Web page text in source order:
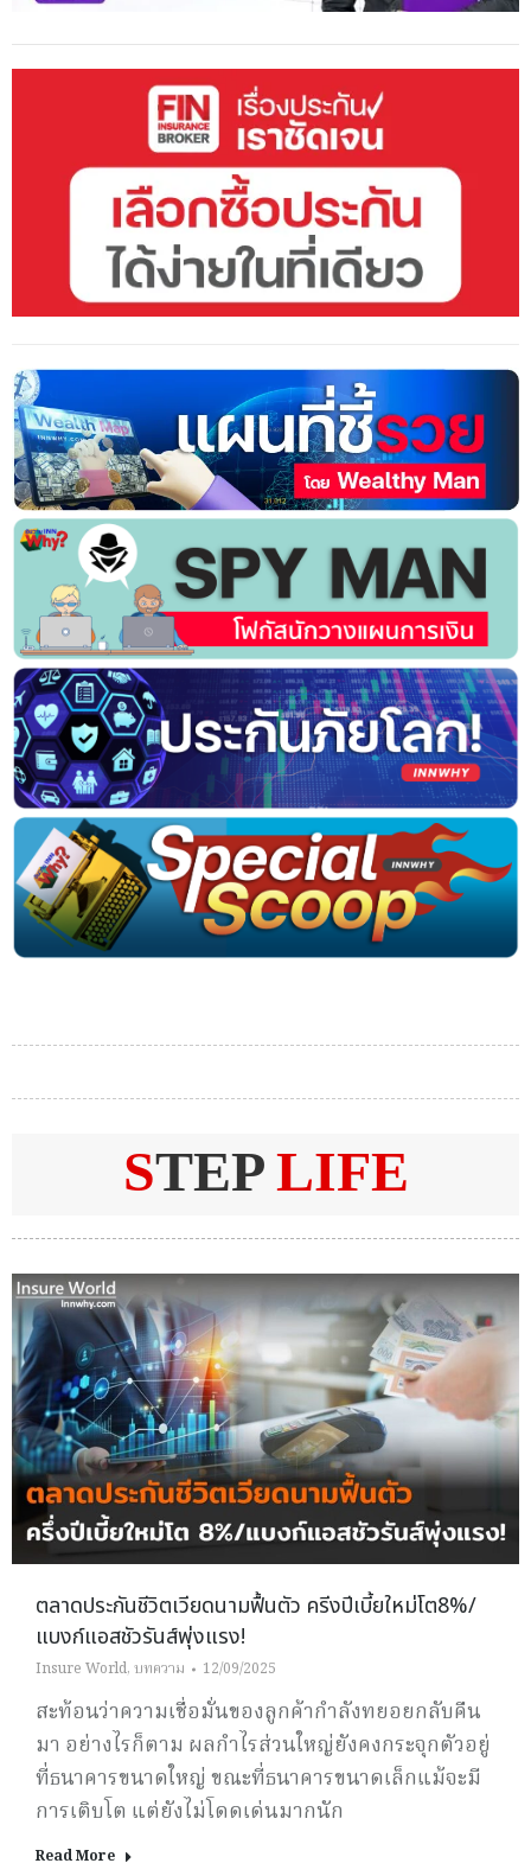
STEP LIFE
ตลาดประกันชีวิตเวียดนามฟื้นตัว ครีงปีเบี้ยใหม่โต8%/
แบงก์แอสชัวรันส์พุ่งแรง!
Insure World, บทความ 12/09/2025
สะท้อนว่าความเชื่อมั่นของลูกค้ากำลังทยอยกลับคืน
มา อย่างไรก็ตาม ผลกำไรส่วนใหญ่ยังคงกระจุกตัวอยู่
ที่ธนาคารขนาดใหญ่ ขณะที่ธนาคารขนาดเล็กแม้จะมี
การเติบโต แต่ยังไม่โดดเด่นมากนัก
Read More